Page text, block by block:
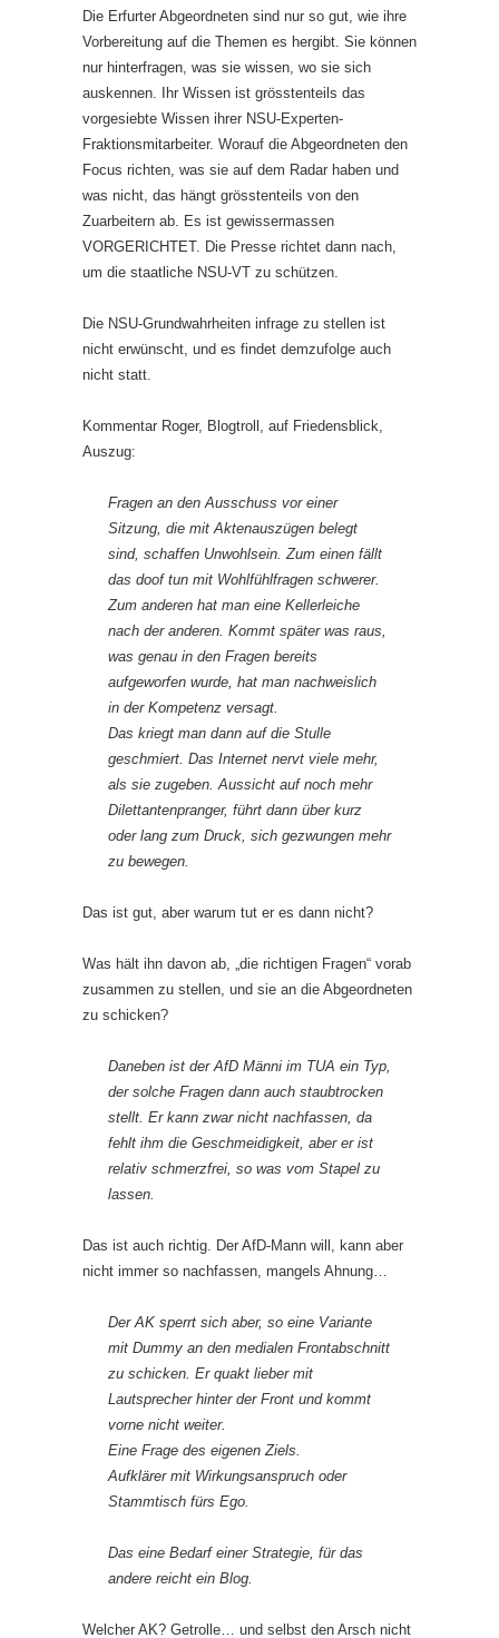
Die Erfurter Abgeordneten sind nur so gut, wie ihre
Vorbereitung auf die Themen es hergibt. Sie können
nur hinterfragen, was sie wissen, wo sie sich
auskennen. Ihr Wissen ist grösstenteils das
vorgesiebte Wissen ihrer NSU-Experten-
Fraktionsmitarbeiter. Worauf die Abgeordneten den
Focus richten, was sie auf dem Radar haben und
was nicht, das hängt grösstenteils von den
Zuarbeitern ab. Es ist gewissermassen
VORGERICHTET. Die Presse richtet dann nach,
um die staatliche NSU-VT zu schützen.
Die NSU-Grundwahrheiten infrage zu stellen ist
nicht erwünscht, und es findet demzufolge auch
nicht statt.
Kommentar Roger, Blogtroll, auf Friedensblick,
Auszug:
Fragen an den Ausschuss vor einer
Sitzung, die mit Aktenauszügen belegt
sind, schaffen Unwohlsein. Zum einen fällt
das doof tun mit Wohlfühlfragen schwerer.
Zum anderen hat man eine Kellerleiche
nach der anderen. Kommt später was raus,
was genau in den Fragen bereits
aufgeworfen wurde, hat man nachweislich
in der Kompetenz versagt.
Das kriegt man dann auf die Stulle
geschmiert. Das Internet nervt viele mehr,
als sie zugeben. Aussicht auf noch mehr
Dilettantenpranger, führt dann über kurz
oder lang zum Druck, sich gezwungen mehr
zu bewegen.
Das ist gut, aber warum tut er es dann nicht?
Was hält ihn davon ab, „die richtigen Fragen“ vorab
zusammen zu stellen, und sie an die Abgeordneten
zu schicken?
Daneben ist der AfD Männi im TUA ein Typ,
der solche Fragen dann auch staubtrocken
stellt. Er kann zwar nicht nachfassen, da
fehlt ihm die Geschmeidigkeit, aber er ist
relativ schmerzfrei, so was vom Stapel zu
lassen.
Das ist auch richtig. Der AfD-Mann will, kann aber
nicht immer so nachfassen, mangels Ahnung…
Der AK sperrt sich aber, so eine Variante
mit Dummy an den medialen Frontabschnitt
zu schicken. Er quakt lieber mit
Lautsprecher hinter der Front und kommt
vorne nicht weiter.
Eine Frage des eigenen Ziels.
Aufklärer mit Wirkungsanspruch oder
Stammtisch fürs Ego.
Das eine Bedarf einer Strategie, für das
andere reicht ein Blog.
Welcher AK? Getrolle… und selbst den Arsch nicht